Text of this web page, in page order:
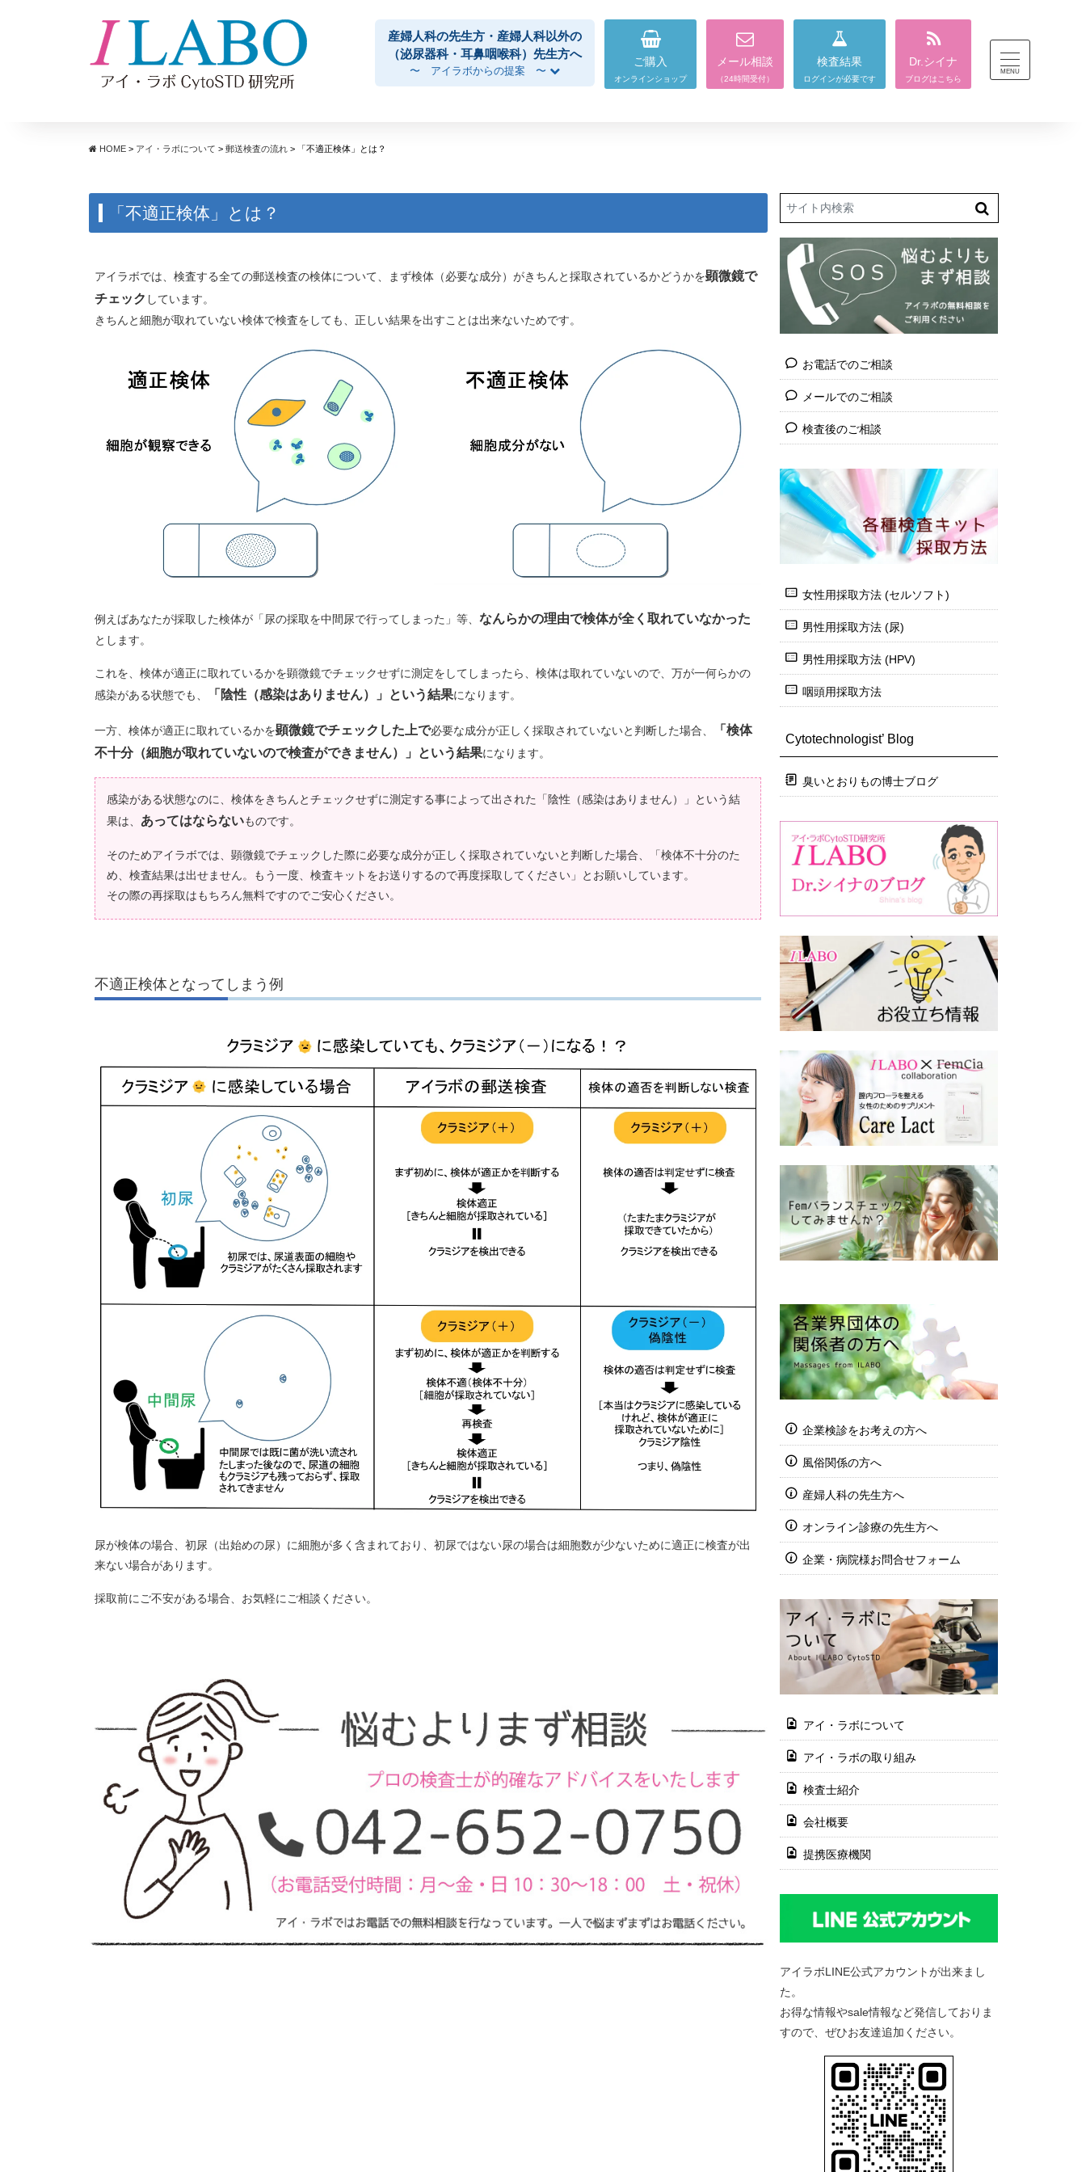
コンテンツへスキップ
Dr.シイナ
ブログはこちら
ご購入
オンラインショップ
メール相談
（24時間受付）
産婦人科の先生方・産婦人科以外の
（泌尿器科・耳鼻咽喉科）先生方へ
〜 アイラボからの提案 〜
検査結果
ログインが必要です
HOME> アイ・ラボについて > 郵送検査の流れ> 「不適正検体」とは？
「不適正検体」とは？
アイラボでは、検査する全ての郵送検査の検体について、まず検体（必要な成分）がきちんと採取されているかどうかを顕微鏡で
チェック しています。
きちんと細胞が取れていない検体で検査をしても、正しい結果を出すことは出来ないためです。
例えばあなたが採取した検体が「尿の採取を中間尿で行ってしまった」等、 なんらかの理由で検体が全く取れていなかった
とします。
これを、検体が適正に取れているかを顕微鏡でチェックせずに測定をしてしまったら、検体は取れていないので、万が一何らかの
感染がある状態でも、
「陰性（感染はありません）」という結果になります。
一方、検体が適正に取れているかを顕微鏡でチェックした上で必要な成分が正しく採取されていないと判断した場合、
「検体
不十分（細胞が取れていないので検査ができません）」という結果になります。
感染がある状態なのに、検体をきちんとチェックせずに測定する事によって出された「陰性（感染はありません）」という結
果は、 あってはならないものです。
そのためアイラボでは、顕微鏡でチェックした際に必要な成分が正しく採取されていないと判断した場合、「検体不十分のた
め、検査結果は出せません。もう一度、検査キットをお送りするので再度採取してください」とお願いしています。
その際の再採取はもちろん無料ですのでご安心ください。
不適正検体となってしまう例
尿が検体の場合、初尿（出始めの尿）に細胞が多く含まれており、初尿ではない尿の場合は細胞数が少ないために適正に検査が出
来ない場合があります。
採取前にご不安がある場合、お気軽にご相談ください。
Search
お電話でのご相談
メールでのご相談
検査後のご相談
女性用採取方法 (セルソフト)
男性用採取方法 (尿)
男性用採取方法 (HPV)
咽頭用採取方法
Cytotechnologist’ Blog
臭いとおりもの博士ブログ
企業検診をお考えの方へ
風俗関係の方へ
産婦人科の先生方へ
オンライン診療の先生方へ
企業・病院様お問合せフォーム
アイ・ラボについて
アイ・ラボの取り組み
検査士紹介
会社概要
提携医療機関
アイラボLINE公式アカウントが出来まし
た。
お得な情報やsale情報など発信しておりま
すので、ぜひお友達追加ください。